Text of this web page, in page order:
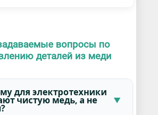
вопросы по
деталей из меди
для электротехники
чистую медь, а не